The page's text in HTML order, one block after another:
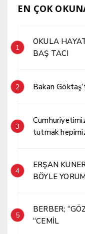
EN ÇOK
1
OKULA
BAŞ TACI
2 Bakan
3
tutmak
4
ERŞAN
BÖYLE
5
BERBER; “GÖZÜN AYDIN ESTETİKÇİ
“CEMİL